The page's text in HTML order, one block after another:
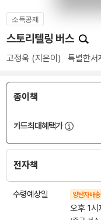
소득공제
스토리텔링 버스
고정욱 (지은이) 특별한서
종이책
카드최대혜택가
전자책
수령예상일 양탄자배송
오후 1시